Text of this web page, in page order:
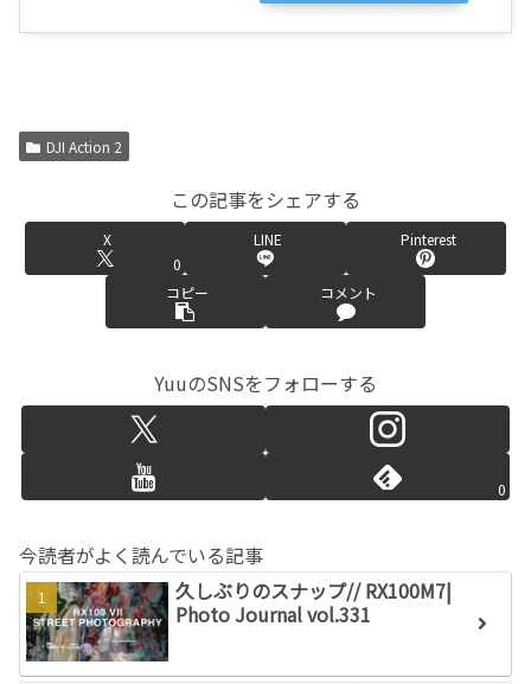
DJI Action 2
この記事をシェアする
X
0
LINE Pinterest
コピー コメント
YuuのSNSをフォローする
0
今読者がよく読んでいる記事
久しぶりのスナップ// RX100M7|
Photo Journal vol.331